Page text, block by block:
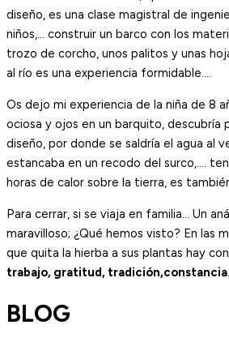
diseño, es una clase magistral de
niños,… construir un barco con los
trozo de corcho, unos palitos y unas
al río es una experiencia formidable….
Os dejo mi experiencia de la niña de 8
ociosa y ojos en un barquito, descubría
diseño, por donde se saldría el agua al
estancaba en un recodo del surco,….
horas de calor sobre la tierra, es
Para cerrar, si se viaja en familia… Un
maravilloso; ¿Qué hemos visto? En las
que quita la hierba a sus plantas hay
trabajo, gratitud, tradición,constancia
BLOG